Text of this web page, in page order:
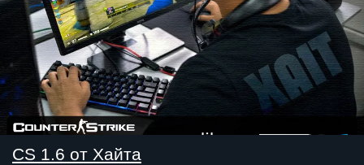
CS 1.6 от Хайта